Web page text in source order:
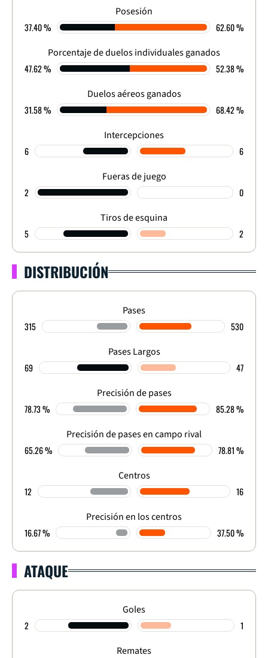
2-1
FINALIZADO
Posesión
37.40 % 62.60 %
Porcentaje de duelos individuales ganados
47.62 % 52.38 %
Duelos aéreos ganados
31.58 % 68.42 %
Intercepciones
6 6
Fueras de juego
2 0
Tiros de esquina
5 2
DISTRIBUCIÓN
Pases
315 530
Pases Largos
69 47
Precisión de pases
78.73 % 85.28 %
Precisión de pases en campo rival
65.26 % 78.81 %
Centros
12 16
Precisión en los centros
16.67 % 37.50 %
ATAQUE
Goles
2 1
Remates